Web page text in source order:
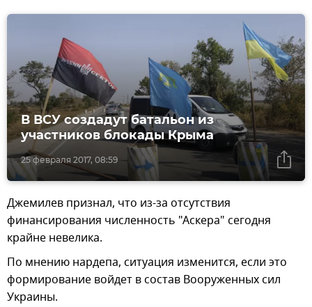
25 февраля 2017, 08:59
В ВСУ создадут батальон из
участников блокады Крыма
Джемилев признал, что из-за отсутствия
финансирования численность "Аскера" сегодня
крайне невелика.
По мнению нардепа, ситуация изменится, если это
формирование войдет в состав Вооруженных сил
Украины.